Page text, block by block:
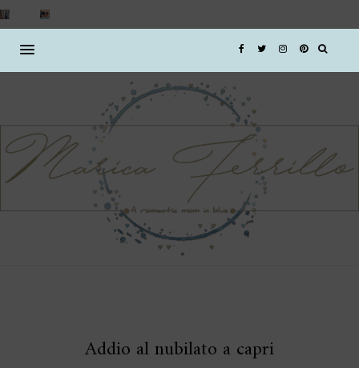
Addio al nubilato a capri